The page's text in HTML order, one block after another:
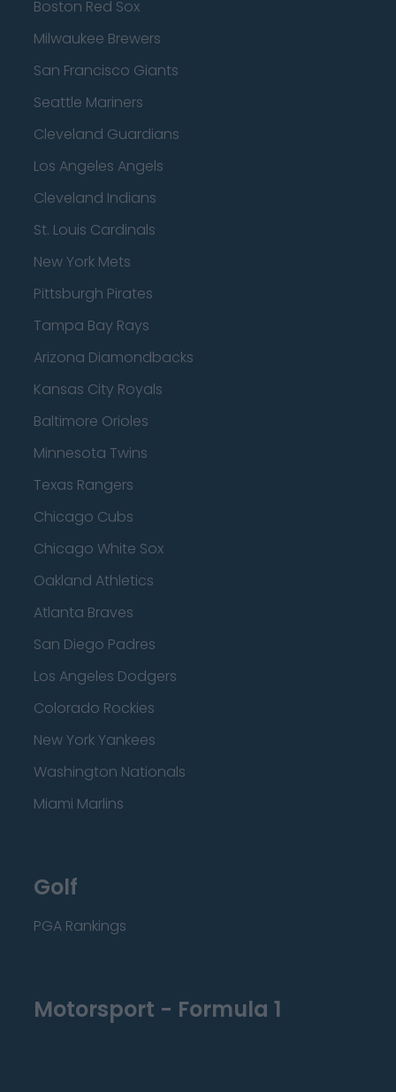
Boston Red Sox
Milwaukee Brewers
San Francisco Giants
Seattle Mariners
Cleveland Guardians
Los Angeles Angels
Cleveland Indians
St. Louis Cardinals
New York Mets
Pittsburgh Pirates
Tampa Bay Rays
Arizona Diamondbacks
Kansas City Royals
Baltimore Orioles
Minnesota Twins
Texas Rangers
Chicago Cubs
Chicago White Sox
Oakland Athletics
Atlanta Braves
San Diego Padres
Los Angeles Dodgers
Colorado Rockies
New York Yankees
Washington Nationals
Miami Marlins
Golf
PGA Rankings
Motorsport - Formula 1